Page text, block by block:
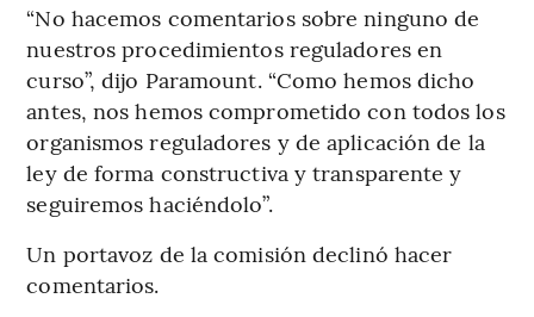
“No hacemos comentarios sobre ninguno de
nuestros procedimientos reguladores en
curso”, dijo Paramount. “Como hemos dicho
antes, nos hemos comprometido con todos los
organismos reguladores y de aplicación de la
ley de forma constructiva y transparente y
seguiremos haciéndolo”.
Un portavoz de la comisión declinó hacer
comentarios.